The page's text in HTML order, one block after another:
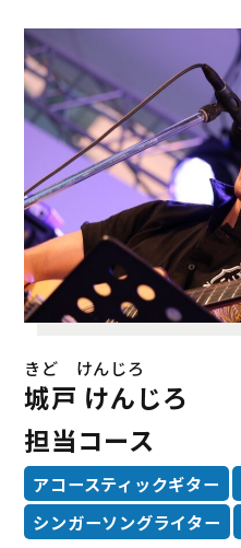
きど けんじろ
城戸 けんじろ
担当コース
アコースティックギター
シンガーソングライター